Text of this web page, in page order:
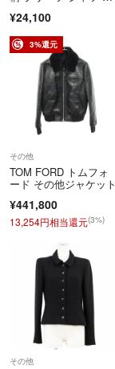
¥24,100
3%還元
その他
TOM FORD トムフォ
ード その他ジャケット
¥441,800
13,254円相当還元(3%)
その他